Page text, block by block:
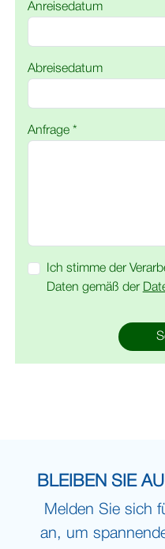
Anreisedatum
Abreisedatum
Anfrage *
Ich stimme der
Daten gemäß der
BLEIBEN SIE
Melden Sie sich
an, um